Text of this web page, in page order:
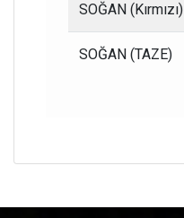
SOĞAN (Kırmızı)
SOĞAN (TAZE)